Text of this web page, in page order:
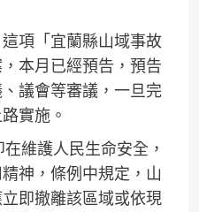
項「宜蘭縣山域事故
本月已經預告，預告
議會等審議，一旦完
實施。
維護人民生命安全，
神，條例中規定，山
即撤離該區域或依現